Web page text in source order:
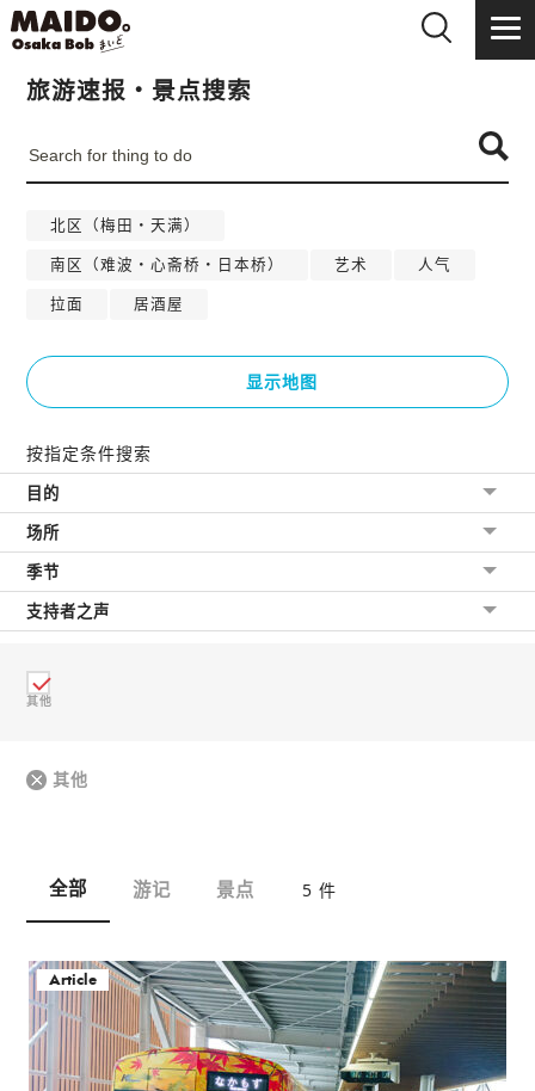
旅游速报・景点搜索
北区（梅田・天满）
南区（难波・心斋桥・日本桥）
艺术
人气
拉面
居酒屋
显示地图
按指定条件搜索
目的
场所
季节
支持者之声
其他
其他
全部 游记 景点 5 件
Article